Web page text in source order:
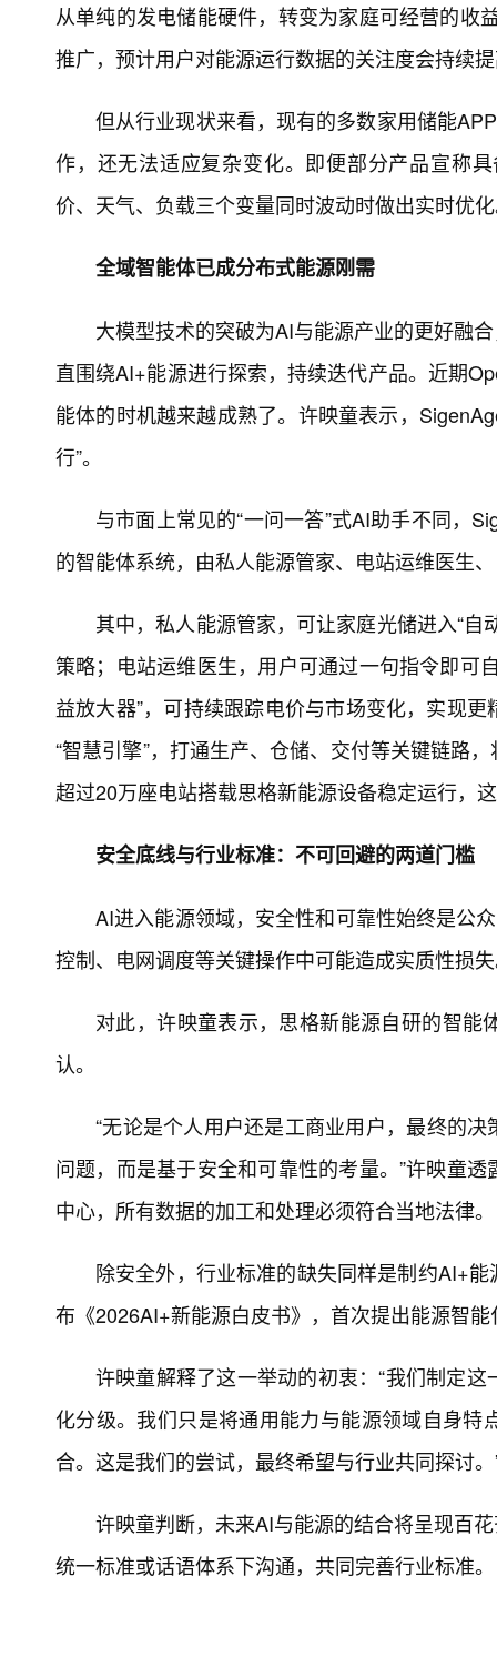
从单纯的发电储能硬件，转变为家庭可经营的收
推广，预计用户对能源运行数据的关注度会持续
但从行业现状来看，现有的多数家用储能
作，还无法适应复杂变化。即便部分产品宣称
价、天气、负载三个变量同时波动时做出实时优
全域智能体已成分布式能源刚需
大模型技术的突破为AI与能源产业的更好融
直围绕AI+能源进行探索，持续迭代产品。近期
能体的时机越来越成熟了。许映童表示，
行”。
与市面上常见的“一问一答”式AI助手不同
的智能体系统，由私人能源管家、电站运维医生
其中，私人能源管家，可让家庭光储进入“
策略；电站运维医生，用户可通过一句指令即可
益放大器”，可持续跟踪电价与市场变化，实现
“智慧引擎”，打通生产、仓储、交付等关键链路
超过20万座电站搭载思格新能源设备稳定运行，
安全底线与行业标准：不可回避的两道门槛
AI进入能源领域，安全性和可靠性始终是公
控制、电网调度等关键操作中可能造成实质性损
对此，许映童表示，思格新能源自研的智
认。
“无论是个人用户还是工商业用户，最终的
问题，而是基于安全和可靠性的考量。”许映童
中心，所有数据的加工和处理必须符合当地法律。
除安全外，行业标准的缺失同样是制约AI+
布《2026AI+新能源白皮书》，首次提出能源智
许映童解释了这一举动的初衷：“我们制定
化分级。我们只是将通用能力与能源领域自身
合。这是我们的尝试，最终希望与行业共同探讨。
许映童判断，未来AI与能源的结合将呈现百
统一标准或话语体系下沟通，共同完善行业标准。